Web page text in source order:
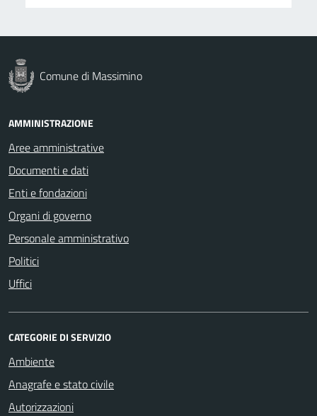
Comune di Massimino
AMMINISTRAZIONE
Aree amministrative
Documenti e dati
Enti e fondazioni
Organi di governo
Personale amministrativo
Politici
Uffici
CATEGORIE DI SERVIZIO
Ambiente
Anagrafe e stato civile
Autorizzazioni